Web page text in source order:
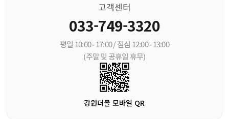
고객센터
033-749-3320
평일 10:00 - 17:00 / 점심 12:00 - 13:00
(주말 및 공휴일 휴무)
강원더몰 모바일 QR